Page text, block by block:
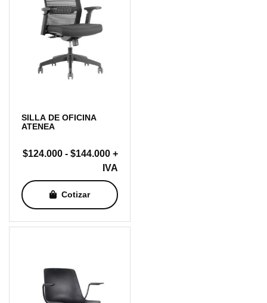
SILLA DE OFICINA
ATENEA
$124.000 - $144.000Rango
de
precios:
desde
$124.000
hasta
+
IVA
Cotizar